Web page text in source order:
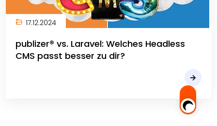
17.12.2024
publizer® vs. Laravel: Welches Headless
CMS passt besser zu dir?